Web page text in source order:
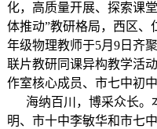
化，高质量开展、探索课
体推动”教研格局，西区、
年级物理教师于5月9日齐
联片教研同课异构教学活
作室核心成员、市七中初
海纳百川，博采众长。
明、市十中李敏华和市七